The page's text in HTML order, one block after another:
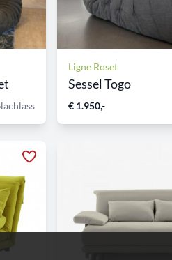
Ligne Roset
Sessel Togo
€ 1.950,-